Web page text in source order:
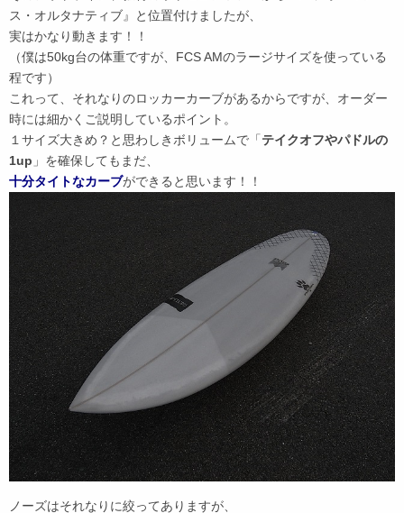
ス・オルタナティブ』と位置付けましたが、
実はかなり動きます！！
（僕は50kg台の体重ですが、FCS AMのラージサイズを使っている
程です）
これって、それなりのロッカーカーブがあるからですが、オーダー
時には細かくご説明しているポイント。
１サイズ大きめ？と思わしきボリュームで「テイクオフやパドルの
1up 」を確保してもまだ、
十分タイトなカーブができると思います！！
ノーズはそれなりに絞ってありますが、